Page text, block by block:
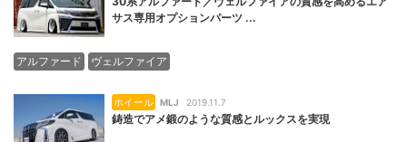
サス専用オプションパーツ ...
アルファード ヴェルファイア
ホイール MLJ 2019.11.7
鋳造でアメ鍛のような質感とルックスを実現